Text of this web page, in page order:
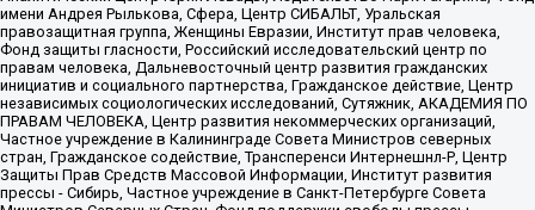
имени Андрея Рылькова, Сфера, Центр СИБАЛЬТ, Уральская
правозащитная группа, Женщины Евразии, Институт прав человека,
Фонд защиты гласности, Российский исследовательский центр по
правам человека, Дальневосточный центр развития гражданских
инициатив и социального партнерства, Гражданское действие, Центр
независимых социологических исследований, Сутяжник, АКАДЕМИЯ ПО
ПРАВАМ ЧЕЛОВЕКА, Центр развития некоммерческих организаций,
Частное учреждение в Калининграде Совета Министров северных
стран, Гражданское содействие, Трансперенси Интернешнл-Р, Центр
Защиты Прав Средств Массовой Информации, Институт развития
прессы - Сибирь, Частное учреждение в Санкт-Петербурге Совета